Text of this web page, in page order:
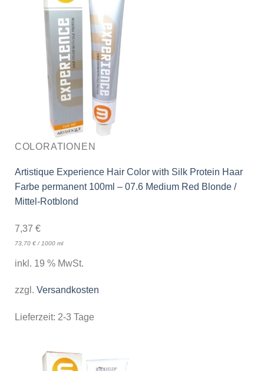
COLORATIONEN
Artistique Experience Hair Color with Silk Protein Haar
Farbe permanent 100ml – 07.6 Medium Red Blonde /
Mittel-Rotblond
7,37 €
73,70 €/ 1000 ml
inkl. 19 % MwSt.
zzgl. Versandkosten
Lieferzeit: 2-3 Tage